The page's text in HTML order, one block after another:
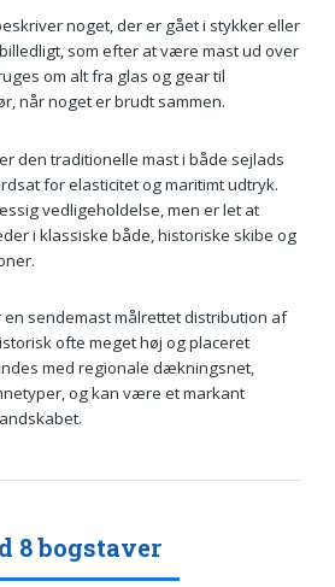
noget, der er gået i stykker eller
som efter at være mast ud over
om alt fra glas og gear til
når noget er brudt sammen.
den traditionelle mast i både sejlads
for elasticitet og maritimt udtryk.
vedligeholdelse, men er let at
i klassiske både, historiske skibe og
en sendemast målrettet distribution af
ofte meget høj og placeret
med regionale dækningsnet,
og kan være et markant
8 bogstaver